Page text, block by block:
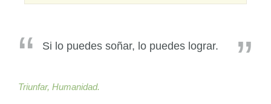
Si lo puedes soñar, lo puedes lograr.
Triunfar, Humanidad.